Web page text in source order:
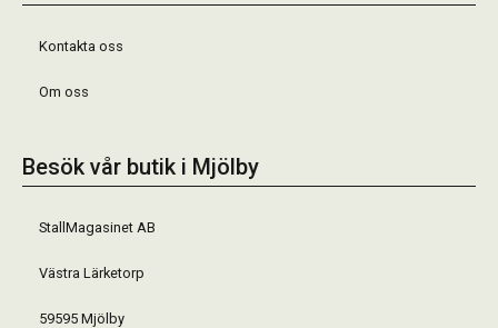
Kontakta oss
Om oss
Besök vår butik i Mjölby
StallMagasinet AB
Västra Lärketorp
59595 Mjölby